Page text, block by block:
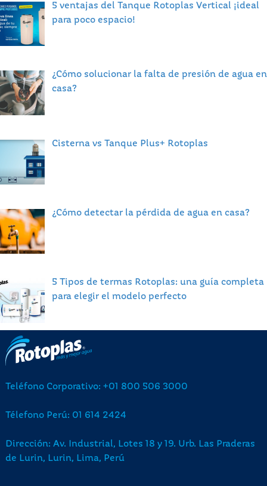
5 ventajas del Tanque Rotoplas Vertical ¡ideal
para poco espacio!
¿Cómo solucionar la falta de presión de agua en
casa?
Cisterna vs Tanque Plus+ Rotoplas
¿Cómo detectar la pérdida de agua en casa?
5 Tipos de termas Rotoplas: una guía completa
para elegir el modelo perfecto
Teléfono Corporativo: +01 800 506 3000
Télefono Perú: 01 614 2424
Dirección: Av. Industrial, Lotes 18 y 19. Urb. Las Praderas
de Lurin, Lurin, Lima, Perú